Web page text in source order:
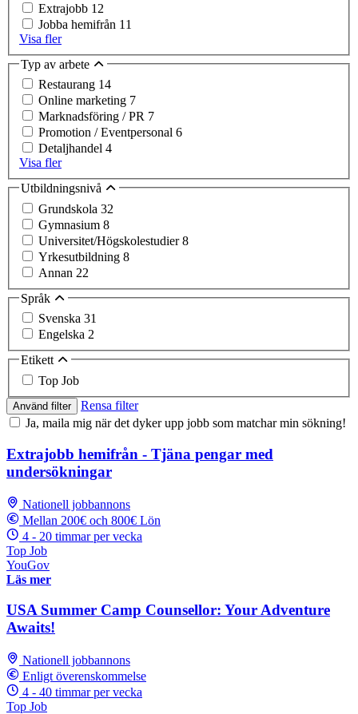
Extrajobb 12
Jobba hemifrån 11
Visa fler
Typ av arbete
Restaurang 14
Online marketing 7
Marknadsföring / PR 7
Promotion / Eventpersonal 6
Detaljhandel 4
Visa fler
Utbildningsnivå
Grundskola 32
Gymnasium 8
Universitet/Högskolestudier8
Yrkesutbildning 8
Annan 22
Språk
Svenska 31
Engelska 2
Etikett
Top Job
Använd filter
Rensa filter
Ja, maila mig när det dyker upp jobb som matchar min sökning!
Extrajobb hemifrån - Tjäna pengar med
undersökningar
Nationell jobbannons
Mellan 200€ och 800€ Lön
4 - 20 timmar per vecka
Top Job
YouGov
Läs mer
USA Summer Camp Counsellor: Your Adventure
Awaits!
Nationell jobbannons
Enligt överenskommelse
4 - 40 timmar per vecka
Top Job